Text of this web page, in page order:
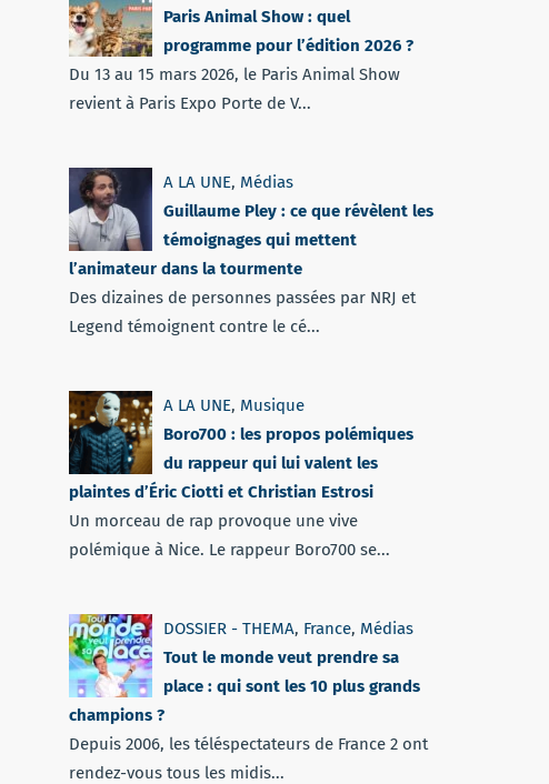
Paris Animal Show : quel
programme pour l’édition 2026 ?
Du 13 au 15 mars 2026, le Paris Animal Show
revient à Paris Expo Porte de V...
A LA UNE, Médias
Guillaume Pley : ce que révèlent les
témoignages qui mettent
l’animateur dans la tourmente
Des dizaines de personnes passées par NRJ et
Legend témoignent contre le cé...
A LA UNE, Musique
Boro700 : les propos polémiques
du rappeur qui lui valent les
plaintes d’Éric Ciotti et Christian Estrosi
Un morceau de rap provoque une vive
polémique à Nice. Le rappeur Boro700 se...
DOSSIER - THEMA, France, Médias
Tout le monde veut prendre sa
place : qui sont les 10 plus grands
champions ?
Depuis 2006, les téléspectateurs de France 2 ont
rendez-vous tous les midis...